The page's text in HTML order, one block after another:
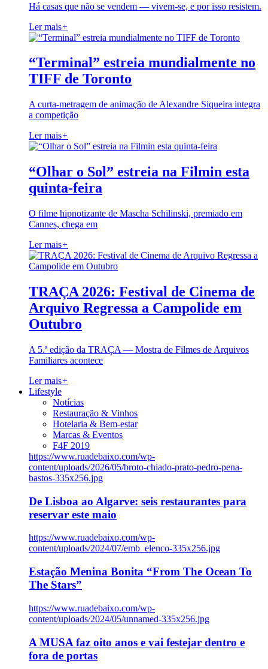
Há casas que não se vendem — vivem-se, e por isso resistem.
Ler mais+
“Terminal” estreia mundialmente no
TIFF de Toronto
A curta-metragem de animação de Alexandre Siqueira integra
a competição
Ler mais+
“Olhar o Sol” estreia na Filmin esta
quinta-feira
O filme hipnotizante de Mascha Schilinski, premiado em
Cannes, chega em
Ler mais+
TRAÇA 2026: Festival de Cinema de
Arquivo Regressa a Campolide em
Outubro
A 5.ª edição da TRAÇA — Mostra de Filmes de Arquivos
Familiares acontece
Ler mais+
Lifestyle
Notícias
Restauração & Vinhos
Hotelaria & Bem-estar
Marcas & Eventos
F4F 2019
https://www.ruadebaixo.com/wp-
content/uploads/2026/05/broto-chiado-prato-pedro-pena-
bastos-335x256.jpg
De Lisboa ao Algarve: seis restaurantes para
reservar este maio
https://www.ruadebaixo.com/wp-
content/uploads/2024/07/emb_elenco-335x256.jpg
Estação Menina Bonita “From The Ocean To
The Stars”
https://www.ruadebaixo.com/wp-
content/uploads/2024/05/unnamed-335x256.jpg
A MUSA faz oito anos e vai festejar dentro e
fora de portas